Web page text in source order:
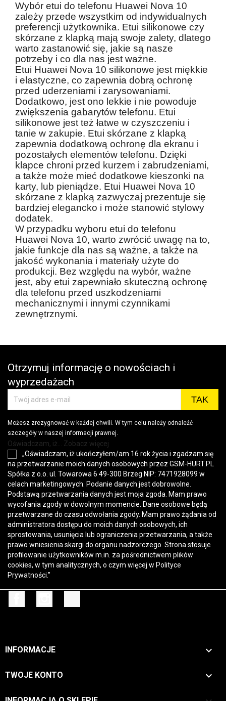
Wybór etui do telefonu Huawei Nova 10
zależy przede wszystkim od indywidualnych
preferencji użytkownika. Etui silikonowe czy
skórzane z klapką mają swoje zalety, dlatego
warto zastanowić się, jakie są nasze
potrzeby i co dla nas jest ważne.
Etui Huawei Nova 10 silikonowe jest miękkie
i elastyczne, co zapewnia dobrą ochronę
przed uderzeniami i zarysowaniami.
Dodatkowo, jest ono lekkie i nie powoduje
zwiększenia gabarytów telefonu. Etui
silikonowe jest też łatwe w czyszczeniu i
tanie w zakupie. Etui skórzane z klapką
zapewnia dodatkową ochronę dla ekranu i
pozostałych elementów telefonu. Dzięki
klapce chroni przed kurzem i zabrudzeniami,
a także może mieć dodatkowe kieszonki na
karty, lub pieniądze. Etui Huawei Nova 10
skórzane z klapką zazwyczaj prezentuje się
bardziej elegancko i może stanowić stylowy
dodatek.
W przypadku wyboru etui do telefonu
Huawei Nova 10, warto zwrócić uwagę na to,
jakie funkcje dla nas są ważne, a także na
jakość wykonania i materiały użyte do
produkcji. Bez względu na wybór, ważne
jest, aby etui zapewniało skuteczną ochronę
dla telefonu przed uszkodzeniami
mechanicznymi i innymi czynnikami
zewnętrznymi.
Otrzymuj informację o nowościach i
wyprzedażach
Możesz zrezygnować w każdej chwili. W tym celu należy odnaleźć
szczegóły w naszej informacji prawnej.
Oświadczam, iż... Zobacz więcej
„Oświadczam, iż ukończyłem/am 16 rok życia i zgadzam się
na przetwarzanie moich danych osobowych przez GSM-HURT.PL
Spółka z o.o. ul. Towarowa 6 49-300 Brzeg NIP: 7471928099 w
celach marketingowych. Podanie danych jest dobrowolne.
Podstawą przetwarzania danych jest moja zgoda. Mam prawo
wycofania zgody w dowolnym momencie. Dane osobowe będą
przetwarzane do czasu odwołania zgody. Mam prawo żądania od
administratora dostępu do moich danych osobowych, ich
sprostowania, usunięcia lub ograniczenia przetwarzania, a także
prawo wniesienia skargi do organu nadzorczego. Strona stosuje
profilowanie użytkowników m.in. za pośrednictwem plików
cookies, w tym analitycznych, o czym więcej w Polityce
Prywatności.”
INFORMACJE 
TWOJE KONTO 